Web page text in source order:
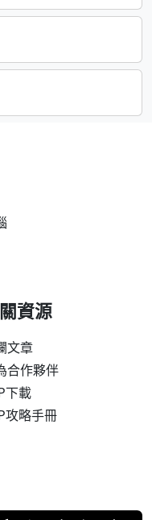
資源
文章
合作夥伴
下載
攻略手冊